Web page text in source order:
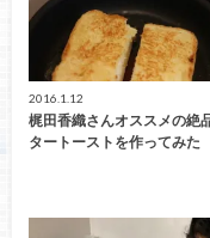
2016.1.12
梶田香織さんオススメの絶
タートーストを作ってみた